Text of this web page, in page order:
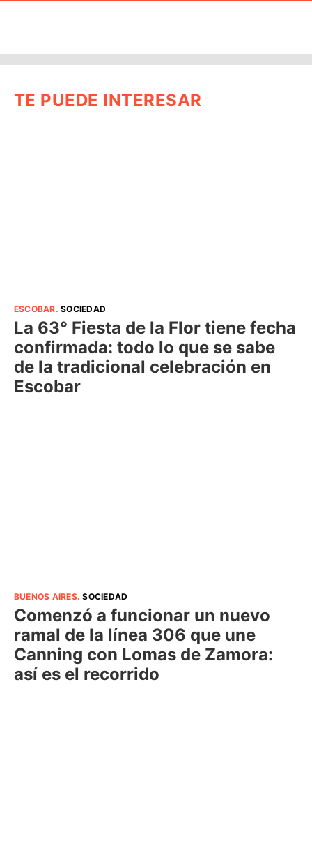
TE PUEDE INTERESAR
ESCOBAR.SOCIEDAD
La 63° Fiesta de la Flor tiene fecha
confirmada: todo lo que se sabe
de la tradicional celebración en
Escobar
BUENOS AIRES.SOCIEDAD
Comenzó a funcionar un nuevo
ramal de la línea 306 que une
Canning con Lomas de Zamora:
así es el recorrido